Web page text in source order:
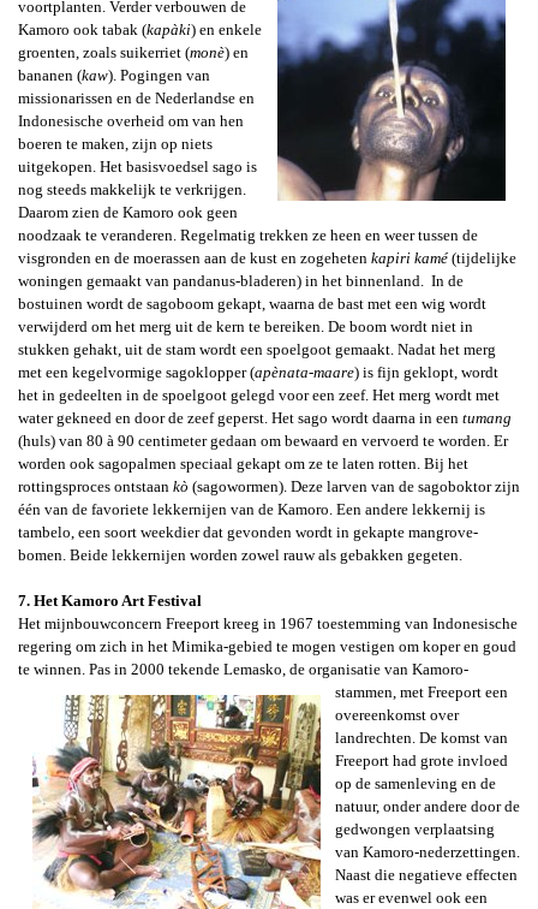
voortplanten. Verder verbouwen de
Kamoro ook tabak (kapàki) en enkele
groenten, zoals suikerriet (monè) en
bananen (kaw). Pogingen van
missionarissen en de Nederlandse en
Indonesische overheid om van hen
boeren te maken, zijn op niets
uitgekopen. Het basisvoedsel sago is
nog steeds makkelijk te verkrijgen.
Daarom zien de Kamoro ook geen
noodzaak te veranderen. Regelmatig trekken ze heen en weer tussen de
visgronden en de moerassen aan de kust en zogeheten kapiri kamé (tijdelijke
woningen gemaakt van pandanus-bladeren) in het binnenland.
In de
bostuinen wordt de sagoboom gekapt, waarna de bast met een wig wordt
verwijderd om het merg uit de kern te bereiken. De boom wordt niet in
stukken gehakt, uit de stam wordt een spoelgoot gemaakt. Nadat het merg
met een kegelvormige sagoklopper (apènata-maare) is fijn geklopt, wordt
het in gedeelten in de spoelgoot gelegd voor een zeef. Het merg wordt met
water gekneed en door de zeef geperst. Het sago wordt daarna in een tumang
(huls) van 80 à 90 centimeter gedaan om bewaard en vervoerd te worden. Er
worden ook sagopalmen speciaal gekapt om ze te laten rotten. Bij het
rottingsproces ontstaan kò (sagowormen). Deze larven van de sagoboktor zijn
één van de favoriete lekkernijen van de Kamoro. Een andere lekkernij is
tambelo , een soort weekdier dat gevonden wordt in gekapte mangrove-
bomen. Beide lekkernijen worden zowel rauw als gebakken gegeten.
7. Het Kamoro Art Festival
Het mijnbouwconcern Freeport kreeg in 1967 toestemming van Indonesische
regering om zich in het Mimika-gebied te mogen vestigen om koper en goud
te winnen. Pas in 2000 tekende Lemasko, de organisatie van Kamoro-
stammen, met Freeport een
overeenkomst over
landrechten. De komst van
Freeport had grote invloed
op de samenleving en de
natuur, onder andere door de
gedwongen verplaatsing
van Kamoro-nederzettingen.
Naast die negatieve effecten
was er evenwel ook een